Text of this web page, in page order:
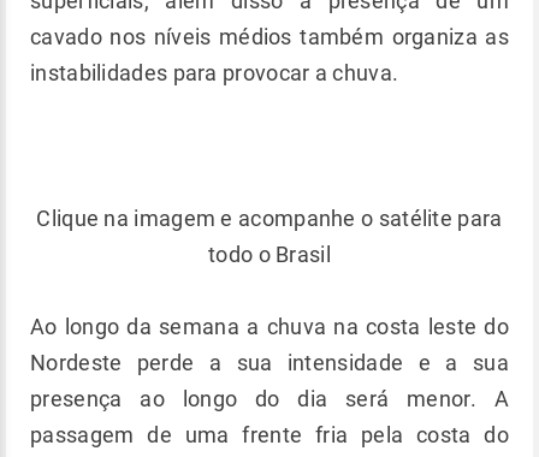
cavado nos níveis médios também organiza as
instabilidades para provocar a chuva.
Clique na imagem e acompanhe o satélite para
todo o Brasil
Ao longo da semana a chuva na costa leste do
Nordeste perde a sua intensidade e a sua
presença ao longo do dia será menor. A
passagem de uma frente fria pela costa do